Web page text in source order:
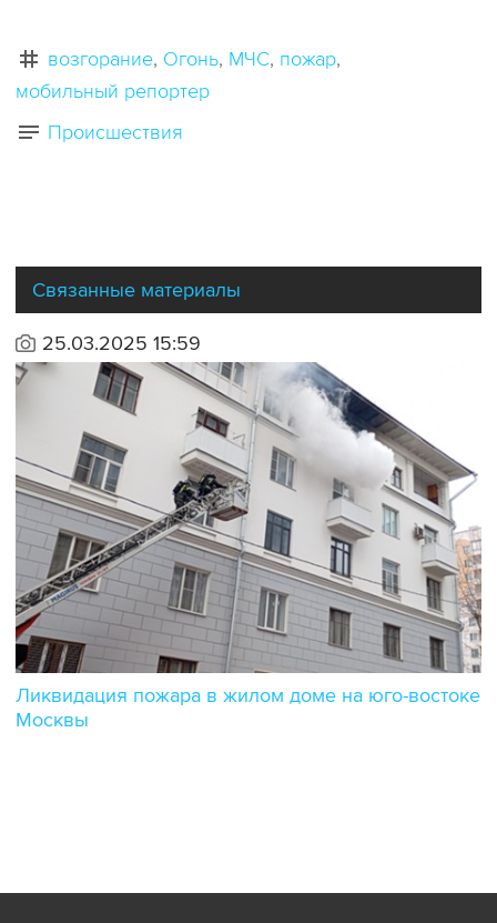
возгорание Огонь МЧС пожар
мобильный репортер
Происшествия
Связанные материалы
25.03.2025 15:59
Ликвидация пожара в жилом доме на юго-востоке
Москвы